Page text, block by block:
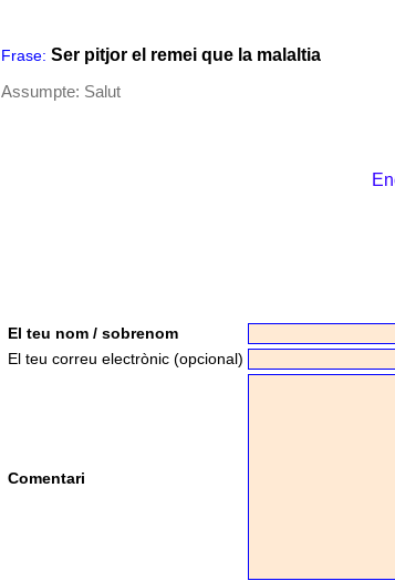
Frase: Ser pitjor el remei que la malaltia
Assumpte: Salut
El teu nom / sobrenom
El teu correu electrònic (opcional)
Comentari